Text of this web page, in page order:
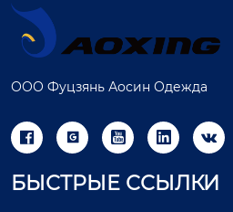
ООО Фуцзянь Аосин Одежда
    
БЫСТРЫЕ ССЫЛКИ